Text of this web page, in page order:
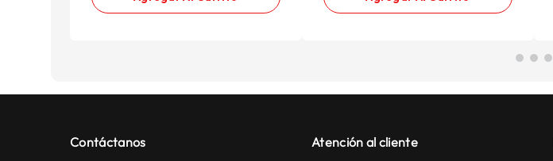
Contáctanos Atención al cliente